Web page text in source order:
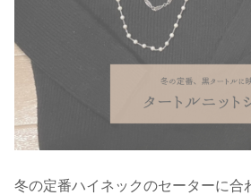
冬の定番ハイネックのセーターに合